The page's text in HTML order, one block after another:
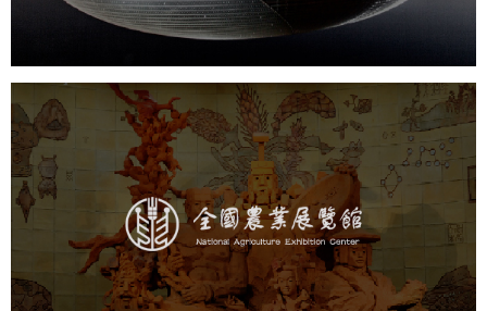
农业展览馆
文化艺术 展馆网站建设
博物馆展厅设计
数字博物馆建设
展厅空间设计
企业展厅设计